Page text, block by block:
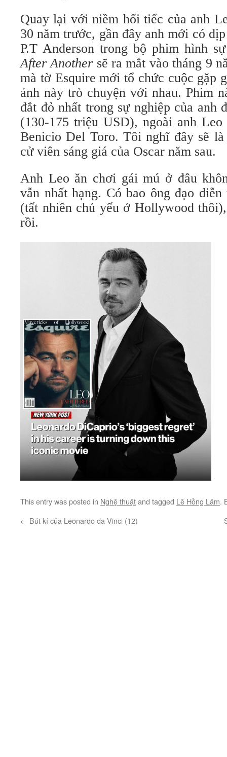
Quay lại với niềm hối tiếc của anh
30 năm trước, gần đây anh mới có
P.T Anderson trong bộ phim hình
After Another sẽ ra mắt vào tháng 9
mà tờ Esquire mới tổ chức cuộc gặp
ảnh này trò chuyện với nhau. Phim
đắt đỏ nhất trong sự nghiệp của anh
(130-175 triệu USD), ngoài anh Leo
Benicio Del Toro. Tôi nghĩ đây sẽ
cử viên sáng giá của Oscar năm sau.
Anh Leo ăn chơi gái mú ở đâu
vẫn nhất hạng. Có bao ông đạo
(tất nhiên chủ yếu ở Hollywood
rồi.
This entry was posted in Nghệ thuậtand tagged Lê Hồng Lâm.
← Bút kí của Leonardo da Vinci (12)